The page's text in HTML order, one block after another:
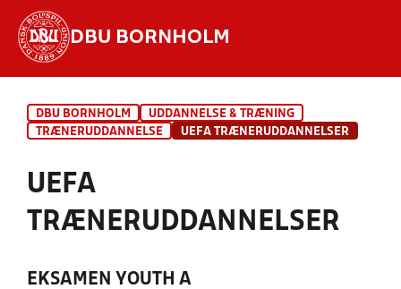
DBU BORNHOLM
INDHOLD OG NYHEDER
DBU BORNHOLM
UDDANNELSE & TRÆNING
TRÆNERUDDANNELSE
UEFA TRÆNERUDDANNELSER
UEFA
TRÆNERUDDANNELSER
EKSAMEN YOUTH A